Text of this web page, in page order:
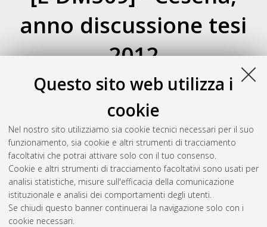
Questo sito web utilizza i
cookie
Nel nostro sito utilizziamo sia cookie tecnici necessari per il suo
funzionamento, sia cookie e altri strumenti di tracciamento
facoltativi che potrai attivare solo con il tuo consenso.
Cookie e altri strumenti di tracciamento facoltativi sono usati per
analisi statistiche, misure sull'efficacia della comunicazione
istituzionale e analisi dei comportamenti degli utenti.
Se chiudi questo banner continuerai la navigazione solo con i
cookie necessari.
anno discussione tesi
2012
Esporta come
Atom
Raggruppa per:Autore della tesi|Relatore della tesi|
Indirizzo|Orientamento|Nessun raggruppamento
Numero di documenti: 0.
Questa lista e' stata generata ilFri Aug 7 20:34:01 2026 CEST